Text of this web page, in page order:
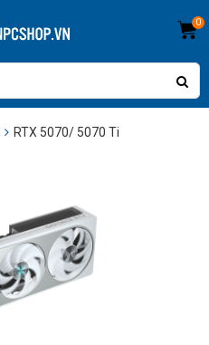
0
RTX 5070/ 5070 Ti